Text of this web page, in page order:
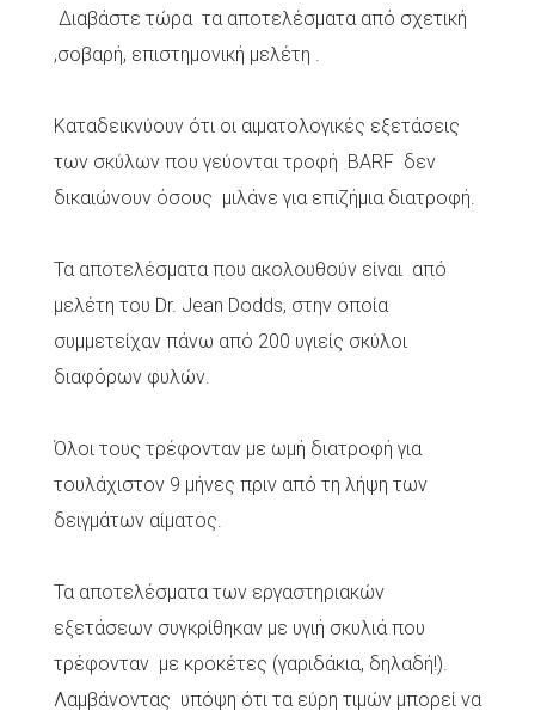
Διαβάστε τώρα τα αποτελέσματα από σχετική
,σοβαρή, επιστημονική μελέτη .
Καταδεικνύουν ότι οι αιματολογικές εξετάσεις
των σκύλων που γεύονται τροφή BARF δεν
δικαιώνουν όσους μιλάνε για επιζήμια διατροφή.
Τα αποτελέσματα που ακολουθούν είναι από
μελέτη του Dr. Jean Dodds, στην οποία
συμμετείχαν πάνω από 200 υγιείς σκύλοι
διαφόρων φυλών.
Όλοι τους τρέφονταν με ωμή διατροφή για
τουλάχιστον 9 μήνες πριν από τη λήψη των
δειγμάτων αίματος.
Τα αποτελέσματα των εργαστηριακών
εξετάσεων συγκρίθηκαν με υγιή σκυλιά που
τρέφονταν με κροκέτες (γαριδάκια, δηλαδή!).
Λαμβάνοντας υπόψη ότι τα εύρη τιμών μπορεί να